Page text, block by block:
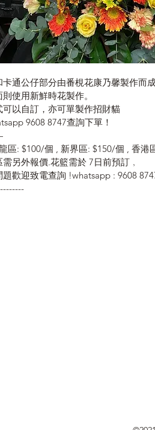
卡通公仔部分由番梘花康乃馨製作而
使用新鮮時花製作。
可以自訂，亦可單製作招財貓
9608 8747查詢下單！
區: $100/個 , 新界區: $150/個 , 香港
另外報價.花籃需於 7日前預訂﹐
題歡迎致電查詢 !whatsapp : 9608